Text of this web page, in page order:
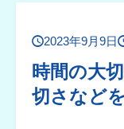
2023年9月9日
時間の大
切さなど